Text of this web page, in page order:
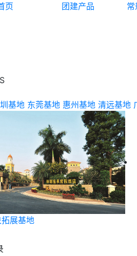
页 团建产品
基地 东莞基地 惠州基地 清远基地
展基地